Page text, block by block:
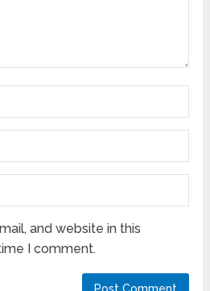
and website in this
I comment.